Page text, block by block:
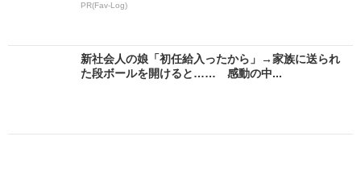
PR(Fav-Log)
新社会人の娘「初任給入ったから」→家族に送られ
た段ボールを開けると…… 感動の中...